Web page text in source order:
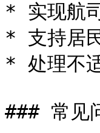
* 实现航
* 支持居
* 处理不
### 常见